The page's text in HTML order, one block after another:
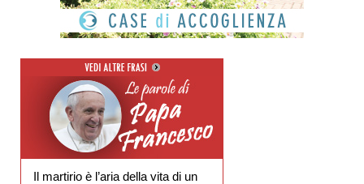
Il martirio è l’aria della vita di un